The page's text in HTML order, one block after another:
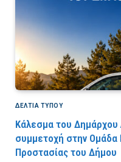
ΔΕΛΤΙΑ ΤΥΠΟΥ
Κάλεσμα του Δημάρχου
συμμετοχή στην Ομάδα
Προστασίας του Δήμου